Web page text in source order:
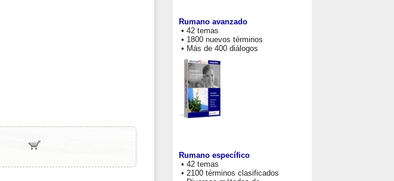
Rumano avanzado
• 42 temas
• 1800 nuevos términos
• Más de 400 diálogos
Rumano específico
• 42 temas
• 2100 términos clasificados